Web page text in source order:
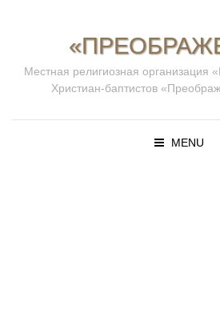
Местная религиозная организация
Христиан-баптистов
MENU